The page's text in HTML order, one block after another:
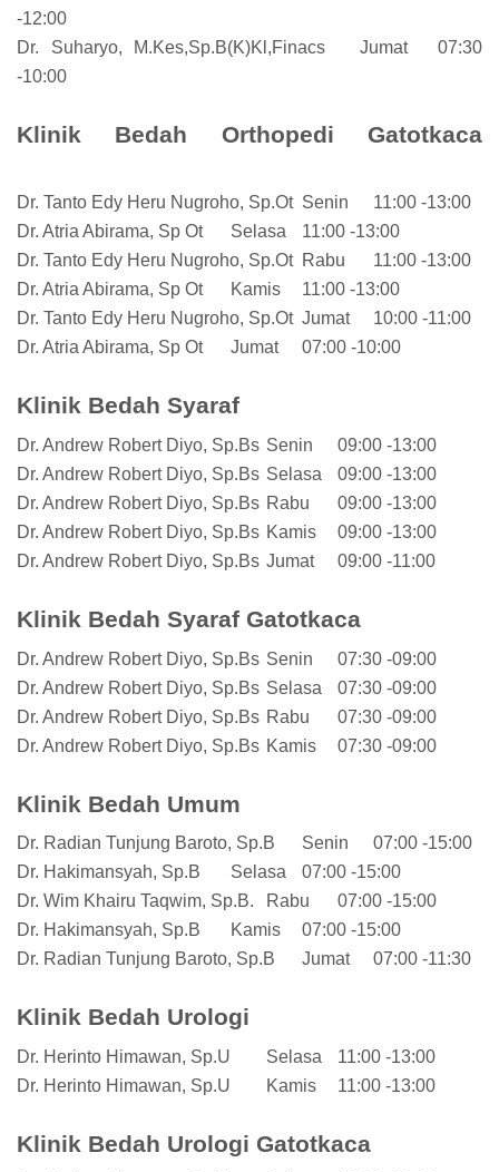
-12:00
Dr. Suharyo, M.Kes,Sp.B(K)Kl,Finacs
Jumat
07:30
-10:00
Klinik Bedah Orthopedi Gatotkaca
Dr. Tanto Edy Heru Nugroho, Sp.Ot Senin
11:00 -13:00
Dr. Atria Abirama, Sp Ot
Selasa
11:00 -13:00
Dr. Tanto Edy Heru Nugroho, Sp.Ot Rabu
11:00 -13:00
Dr. Atria Abirama, Sp Ot
Kamis
11:00 -13:00
Dr. Tanto Edy Heru Nugroho, Sp.Ot Jumat
10:00 -11:00
Dr. Atria Abirama, Sp Ot
Jumat 07:00 -10:00
Klinik Bedah Syaraf
Dr. Andrew Robert Diyo, Sp.Bs Senin
09:00 -13:00
Dr. Andrew Robert Diyo, Sp.Bs Selasa
09:00 -13:00
Dr. Andrew Robert Diyo, Sp.Bs Rabu
09:00 -13:00
Dr. Andrew Robert Diyo, Sp.Bs Kamis
09:00 -13:00
Dr. Andrew Robert Diyo, Sp.Bs Jumat 09:00 -11:00
Klinik Bedah Syaraf Gatotkaca
Dr. Andrew Robert Diyo, Sp.Bs Senin
07:30 -09:00
Dr. Andrew Robert Diyo, Sp.Bs Selasa
07:30 -09:00
Dr. Andrew Robert Diyo, Sp.Bs Rabu
07:30 -09:00
Dr. Andrew Robert Diyo, Sp.Bs Kamis 07:30 -09:00
Klinik Bedah Umum
Dr. Radian Tunjung Baroto, Sp.B Senin
07:00 -15:00
Dr. Hakimansyah, Sp.B
Selasa
07:00 -15:00
Dr. Wim Khairu Taqwim, Sp.B.
Rabu
07:00 -15:00
Dr. Hakimansyah, Sp.B
Kamis
07:00 -15:00
Dr. Radian Tunjung Baroto, Sp.B
Jumat 07:00 -11:30
Klinik Bedah Urologi
Dr. Herinto Himawan, Sp.U Selasa
11:00 -13:00
Dr. Herinto Himawan, Sp.U
Kamis 11:00 -13:00
Klinik Bedah Urologi Gatotkaca